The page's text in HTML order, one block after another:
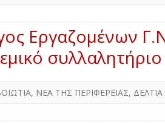
Εργαζομένων
, ΝΕΑ ΤΗΣ ΠΕΡΙΦΕΡΕΙΑΣ,